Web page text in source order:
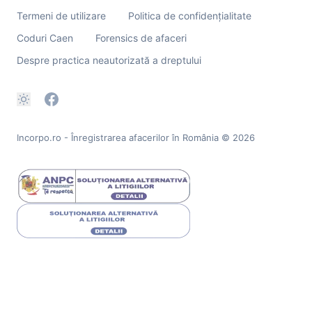
Termeni de utilizare
Politica de confidențialitate
Coduri Caen
Forensics de afaceri
Despre practica neautorizată a dreptului
Incorpo.ro - Înregistrarea afacerilor în România © 2026